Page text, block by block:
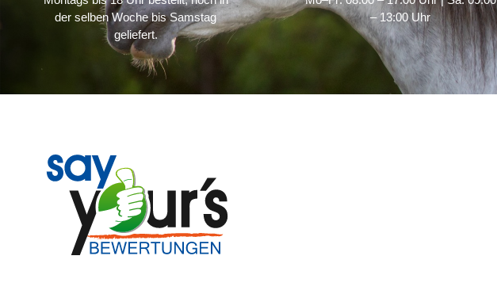
der selben Woche bis Samstag
geliefert.
– 13:00 Uhr